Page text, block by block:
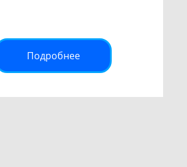
Подробнее